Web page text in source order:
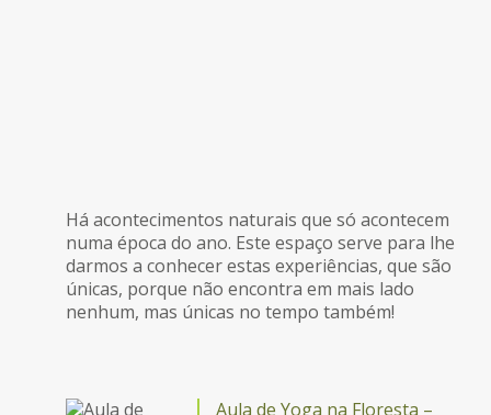
Há acontecimentos naturais que só acontecem
numa época do ano. Este espaço serve para lhe
darmos a conhecer estas experiências, que são
únicas, porque não encontra em mais lado
nenhum, mas únicas no tempo também!
Aula de Yoga na Floresta –